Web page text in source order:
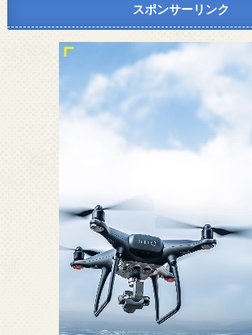
スポンサーリンク